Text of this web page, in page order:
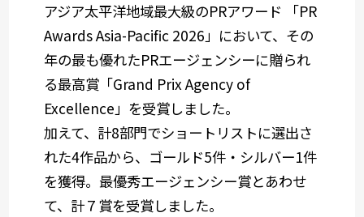
アジア太平洋地域最大級のPRアワード 「PR
Awards Asia-Pacific 2026」において、その
年の最も優れたPRエージェンシーに贈られ
る最高賞「Grand Prix Agency of
Excellence」を受賞しました。
加えて、計8部門でショートリストに選出さ
れた4作品から、ゴールド5件・シルバー1件
を獲得。最優秀エージェンシー賞とあわせ
て、計７賞を受賞しました。